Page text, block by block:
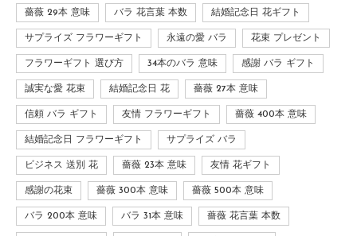
薔薇 29本 意味 バラ 花言葉 本数 結婚記念日 花ギフト
サプライズ フラワーギフト 永遠の愛 バラ 花束 プレゼント
フラワーギフト 選び方 34本のバラ 意味 感謝 バラ ギフト
誠実な愛 花束 結婚記念日 花 薔薇 27本 意味
信頼 バラ ギフト 友情 フラワーギフト 薔薇 400本 意味
結婚記念日 フラワーギフト サプライズ バラ
ビジネス 送別 花 薔薇 23本 意味 友情 花ギフト
感謝の花束 薔薇 300本 意味 薔薇 500本 意味
バラ 200本 意味 バラ 31本 意味 薔薇 花言葉 本数